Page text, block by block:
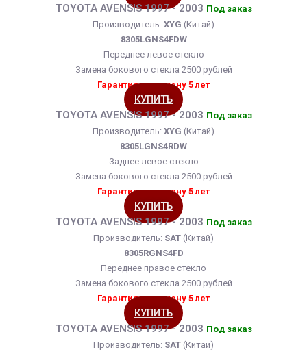
TOYOTA AVENSIS 1997 - 2003 Под заказ
Производитель: XYG (Китай)
8305LGNS4FDW
Переднее левое стекло
Замена бокового стекла 2500 рублей
Гарантия на замену 5 лет
КУПИТЬ
TOYOTA AVENSIS 1997 - 2003 Под заказ
Производитель: XYG (Китай)
8305LGNS4RDW
Заднее левое стекло
Замена бокового стекла 2500 рублей
Гарантия на замену 5 лет
КУПИТЬ
TOYOTA AVENSIS 1997 - 2003 Под заказ
Производитель: SAT (Китай)
8305RGNS4FD
Переднее правое стекло
Замена бокового стекла 2500 рублей
Гарантия на замену 5 лет
КУПИТЬ
TOYOTA AVENSIS 1997 - 2003 Под заказ
Производитель: SAT (Китай)